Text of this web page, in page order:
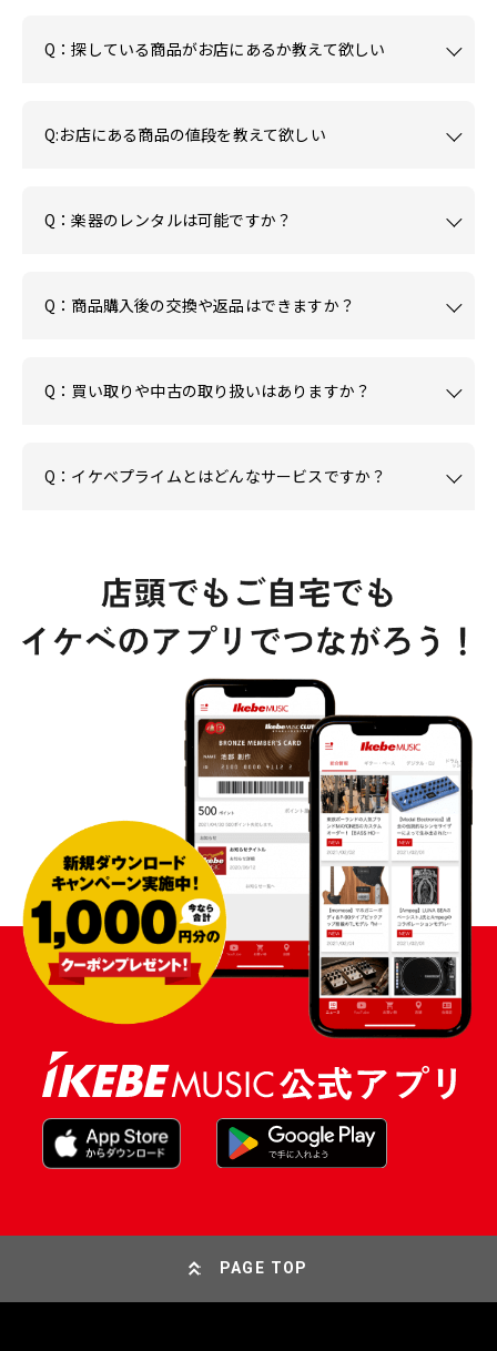
Q：探している商品がお店にあるか教えて欲しい
Q:お店にある商品の値段を教えて欲しい
Q：楽器のレンタルは可能ですか？
Q：商品購入後の交換や返品はできますか？
Q：買い取りや中古の取り扱いはありますか？
Q：イケベプライムとはどんなサービスですか？
PAGE TOP